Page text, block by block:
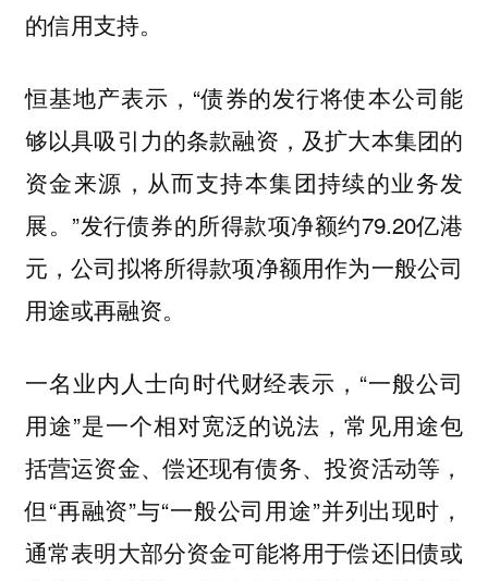
的信用支持。
恒基地产表示，“债券的发行将使本公司能
够以具吸引力的条款融资，及扩大本集团的
资金来源，从而支持本集团持续的业务发
展。”发行债券的所得款项净额约79.20亿港
元，公司拟将所得款项净额用作为一般公司
用途或再融资。
一名业内人士向时代财经表示，“一般公司
用途”是一个相对宽泛的说法，常见用途包
括营运资金、偿还现有债务、投资活动等，
但“再融资”与“一般公司用途”并列出现时，
通常表明大部分资金可能将用于偿还旧债或